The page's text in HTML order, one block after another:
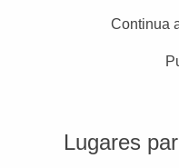
Continua
Lugares